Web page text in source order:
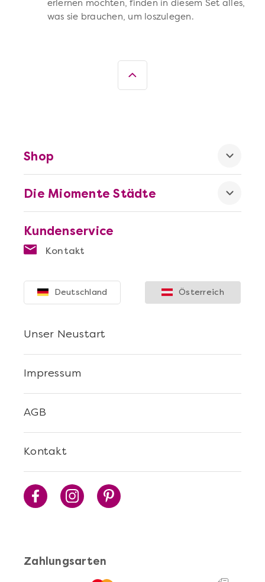
erlernen möchten, finden in diesem Set alles,
was sie brauchen, um loszulegen.
Kundenservice
Kontakt
Die Miomente Städte
Shop
Zahlungsarten
Kontakt
AGB
Impressum
Unser Neustart
Deutschland Österreich